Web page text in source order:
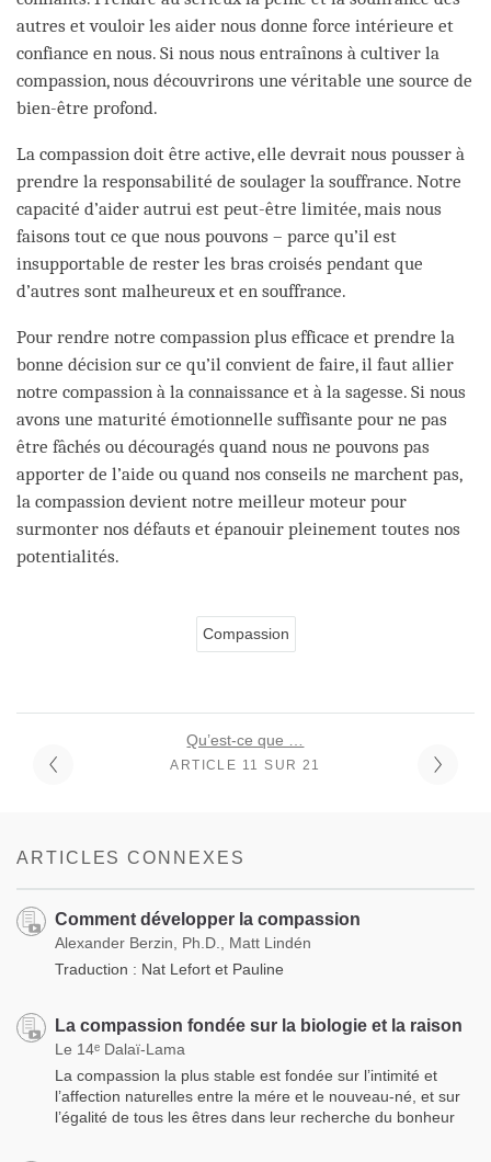
autres et vouloir les aider nous donne force intérieure et
confiance en nous. Si nous nous entraînons à cultiver la
compassion, nous découvrirons une véritable une source de
bien-être profond.
La compassion doit être active, elle devrait nous pousser à
prendre la responsabilité de soulager la souffrance. Notre
capacité d’aider autrui est peut-être limitée, mais nous
faisons tout ce que nous pouvons – parce qu’il est
insupportable de rester les bras croisés pendant que
d’autres sont malheureux et en souffrance.
Pour rendre notre compassion plus efficace et prendre la
bonne décision sur ce qu’il convient de faire, il faut allier
notre compassion à la connaissance et à la sagesse. Si nous
avons une maturité émotionnelle suffisante pour ne pas
être fâchés ou découragés quand nous ne pouvons pas
apporter de l’aide ou quand nos conseils ne marchent pas,
la compassion devient notre meilleur moteur pour
surmonter nos défauts et épanouir pleinement toutes nos
potentialités.
Compassion
Qu’est-ce que …
ARTICLE 11 SUR 21
ARTICLES CONNEXES
Comment développer la compassion
Alexander Berzin, Ph.D., Matt Lindén
Traduction : Nat Lefort et Pauline
La compassion fondée sur la biologie et la raison
Le 14ᵉ Dalaï-Lama
La compassion la plus stable est fondée sur l’intimité et
l’affection naturelles entre la mére et le nouveau-né, et sur
l’égalité de tous les êtres dans leur recherche du bonheur